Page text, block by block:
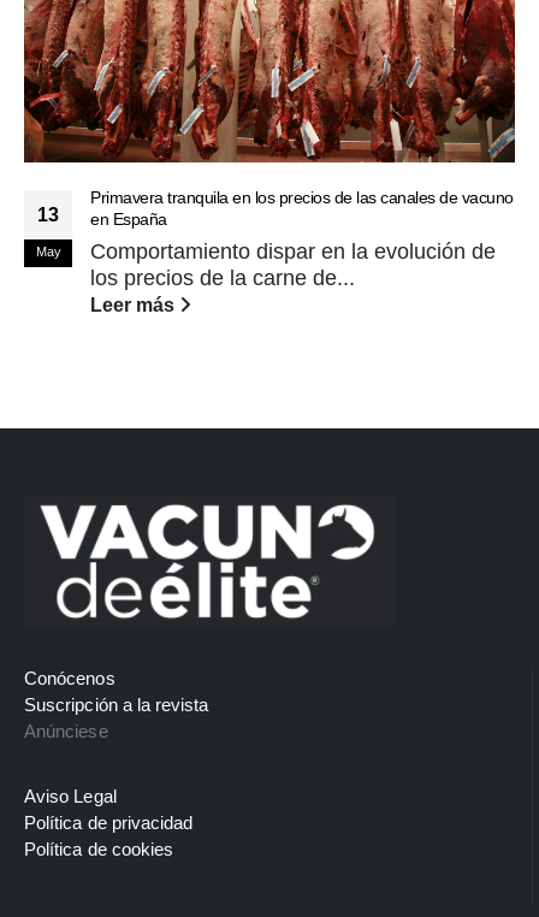
13
May
Primavera tranquila en los precios de las canales de vacuno
en España
Comportamiento dispar en la evolución de
los precios de la carne de...
Leer más
Conócenos
Suscripción a la revista
Anúnciese
Aviso Legal
Política de privacidad
Política de cookies